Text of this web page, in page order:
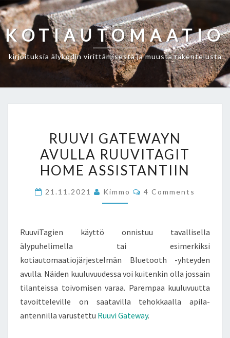
Skip
to
content
KOTIAUTOMAATIO
kirjoituksia älykodin virittämisestä ja muusta rakentelusta
GATEWAYN
AVULLA
RUUVITAGIT
ASSISTANTIIN
RUUVI GATEWAYN
AVULLA RUUVITAGIT
HOME ASSISTANTIIN
21.11.2021 Kimmo Comments
4 Comments
RuuviTagien käyttö onnistuu tavallisella
älypuhelimella tai esimerkiksi
kotiautomaatiojärjestelmän Bluetooth -yhteyden
avulla. Näiden kuuluvuudessa voi kuitenkin olla jossain
tilanteissa toivomisen varaa. Parempaa kuuluvuutta
tavoitteleville on saatavilla tehokkaalla apila-
antennilla varustettu Ruuvi Gateway.